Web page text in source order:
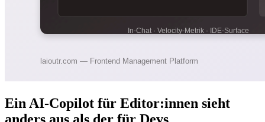
Ein AI-Copilot für Editor:innen sieht